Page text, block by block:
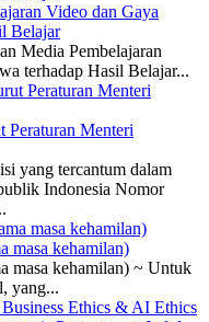
Video dan Gaya
Belajar
Media Pembelajaran
terhadap Hasil Belajar...
Peraturan Menteri
yang tercantum dalam
Indonesia Nomor
masa kehamilan)
masa kehamilan) ~ Untuk
yang...